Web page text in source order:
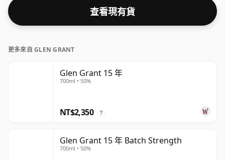
查看現有貨
更多來自 GLEN GRANT
Glen Grant 15 年
700ml • 50%
NT$2,350 ?
Glen Grant 15 年 Batch Strength
700ml • 50%